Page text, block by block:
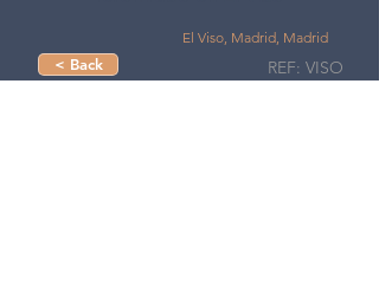
El Viso, Madrid, Madrid
REF: VISO
< Back